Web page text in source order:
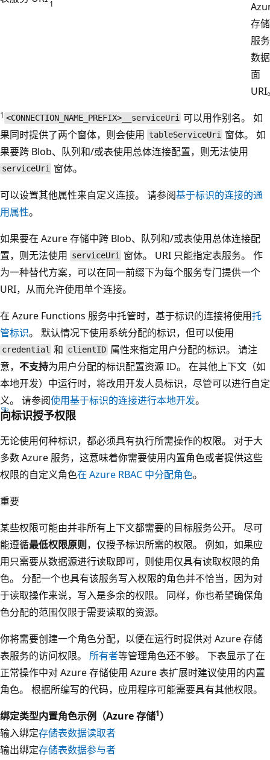
1
存
服
数
面
URI
1 <CONNECTION_NAME_PREFIX>__serviceUri 可以用作别名。 如
果同时提供了两个窗体，则会使用 tableServiceUri 窗体。 如
果要跨 Blob、队列和/或表使用总体连接配置，则无法使用
serviceUri 窗体。
可以设置其他属性来自定义连接。 请参阅基于标识的连接的通
用属性。
如果要在 Azure 存储中跨 Blob、队列和/或表使用总体连接配
置，则无法使用 serviceUri 窗体。 URI 只能指定表服务。 作
为一种替代方案，可以在同一前缀下为每个服务专门提供一个
URI，从而允许使用单个连接。
在 Azure Functions 服务中托管时，基于标识的连接将使用托
管标识。 默认情况下使用系统分配的标识，但可以使用
credential 和 clientID 属性来指定用户分配的标识。 请注
意， 不支持为用户分配的标识配置资源 ID。 在其他上下文（如
本地开发）中运行时，将改用开发人员标识，尽管可以进行自定
义。 请参阅使用基于标识的连接进行本地开发。
向标识授予权限
无论使用何种标识，都必须具有执行所需操作的权限。 对于大
多数 Azure 服务，这意味着你需要使用内置角色或者提供这些
权限的自定义角色在 Azure RBAC 中分配角色。
重要
某些权限可能由并非所有上下文都需要的目标服务公开。 尽可
能遵循最低权限原则，仅授予标识所需的权限。 例如，如果应
用只需要从数据源进行读取即可，则使用仅具有读取权限的角
色。 分配一个也具有该服务写入权限的角色并不恰当，因为对
于读取操作来说，写入是多余的权限。 同样，你也希望确保角
色分配的范围仅限于需要读取的资源。
你将需要创建一个角色分配，以便在运行时提供对 Azure 存储
表服务的访问权限。 所有者等管理角色还不够。 下表显示了在
正常操作中对 Azure 存储使用 Azure 表扩展时建议使用的内置
角色。 根据所编写的代码，应用程序可能需要具有其他权限。
绑定类型内置角色示例（Azure 存储1）
输入绑定存储表数据读取者
输出绑定存储表数据参与者